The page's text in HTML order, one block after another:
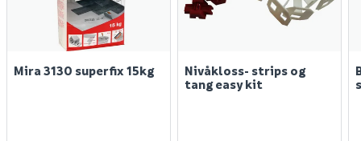
Mira 3130 superfix 15kg
Nivåkloss- strips og
tang easy kit